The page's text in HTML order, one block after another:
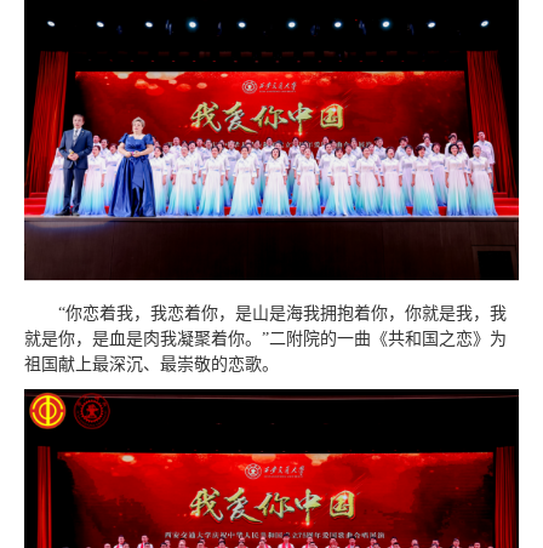
“你恋着我，我恋着你，是山是海我拥抱着你，你就是我，我
就是你，是血是肉我凝聚着你。”二附院的一曲《共和国之恋》为
祖国献上最深沉、最崇敬的恋歌。